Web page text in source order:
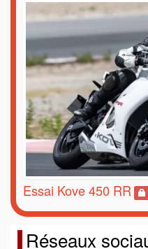
Essai Kove 450 RR
Réseaux